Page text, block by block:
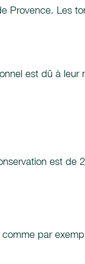
Provence. Les
est dû à
est de
par